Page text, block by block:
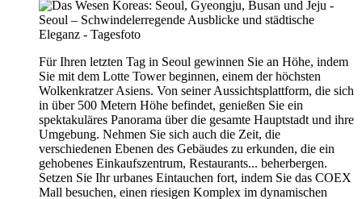
Für Ihren letzten Tag in Seoul gewinnen Sie an Höhe, indem
Sie mit dem Lotte Tower beginnen, einem der höchsten
Wolkenkratzer Asiens. Von seiner Aussichtsplattform, die sich
in über 500 Metern Höhe befindet, genießen Sie ein
spektakuläres Panorama über die gesamte Hauptstadt und ihre
Umgebung. Nehmen Sie sich auch die Zeit, die
verschiedenen Ebenen des Gebäudes zu erkunden, die ein
gehobenes Einkaufszentrum, Restaurants... beherbergen.
Setzen Sie Ihr urbanes Eintauchen fort, indem Sie das COEX
Mall besuchen, einen riesigen Komplex im dynamischen